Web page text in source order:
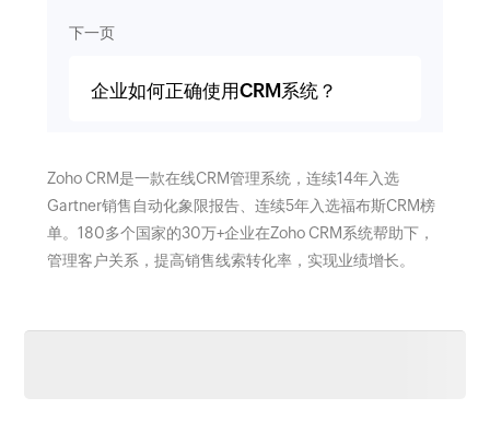
下一页
企业如何正确使用CRM系统？
Zoho CRM是一款在线CRM管理系统，连续14年入选
Gartner销售自动化象限报告、连续5年入选福布斯CRM榜
单。180多个国家的30万+企业在Zoho CRM系统帮助下，
管理客户关系，提高销售线索转化率，实现业绩增长。